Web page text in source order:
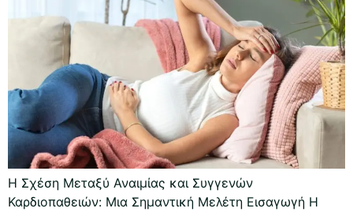
Η Σχέση Μεταξύ Αναιμίας και Συγγενών
Καρδιοπαθειών: Μια Σημαντική Μελέτη Εισαγωγή Η